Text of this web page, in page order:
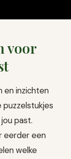
voor
en inzichten
puzzelstukjes
past.
eerder een
welke